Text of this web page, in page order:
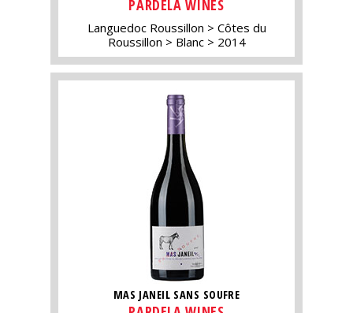
PARDELA WINES
Languedoc Roussillon
Côtes du
Roussillon
Blanc 2014
MAS JANEIL SANS SOUFRE